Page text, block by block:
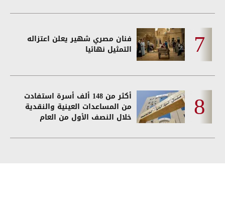
فنان مصري شهير يعلن اعتزاله
التمثيل نهائيا
أكثر من 148 ألف أسرة استفادت
من المساعدات العينية والنقدية
خلال النصف الأول من العام